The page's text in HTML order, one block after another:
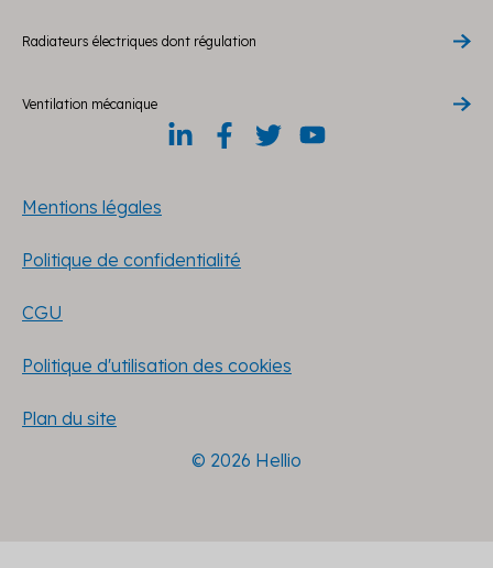
Radiateurs électriques dont régulation
Ventilation mécanique
Mentions légales
Politique de confidentialité
CGU
Politique d'utilisation des cookies
Plan du site
© 2026 Hellio